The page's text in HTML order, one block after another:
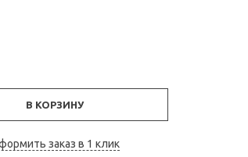
В КОРЗИНУ
заказ в 1 клик